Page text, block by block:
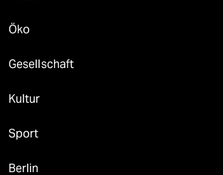
Öko
Gesellschaft
Kultur
Sport
Berlin